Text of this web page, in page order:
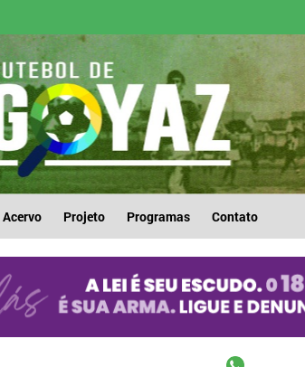
Acervo Projeto Programas Contato